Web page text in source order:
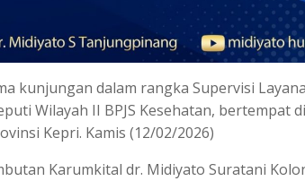
kunjungan dalam rangka Supervisi
Wilayah II BPJS Kesehatan, bertempat
Kepri. Kamis (12/02/2026)
Karumkital dr. Midiyato Suratani